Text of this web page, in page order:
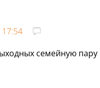
17:54
семейную